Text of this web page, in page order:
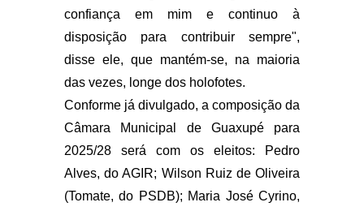
confiança em mim e continuo à
disposição para contribuir sempre",
disse ele, que mantém-se, na maioria
das vezes, longe dos holofotes.
Conforme já divulgado, a composição da
Câmara Municipal de Guaxupé para
2025/28 será com os eleitos: Pedro
Alves, do AGIR; Wilson Ruiz de Oliveira
(Tomate, do PSDB); Maria José Cyrino,